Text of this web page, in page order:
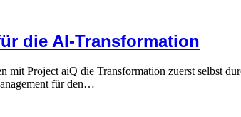
die AI-Transformation
Project aiQ die Transformation zuerst selbst
für den…